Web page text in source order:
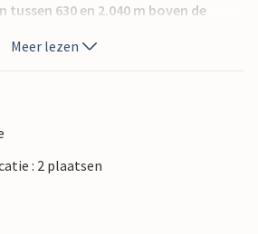
630 en 2.040 m boven de
een hapje eten.
(kasteel Hochosterwitz), kastelen en
een straal van 30 kilometer te
Paul.
Meer lezen
: 2 plaatsen